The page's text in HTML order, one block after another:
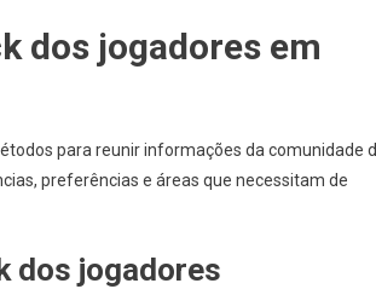
dos jogadores em
para reunir informações da comunidade
preferências e áreas que necessitam de
dos jogadores